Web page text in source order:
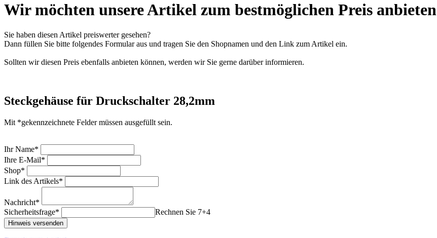
Wir möchten unsere Artikel zum bestmöglichen Preis anbieten
Sie haben diesen Artikel preiswerter gesehen?
Dann füllen Sie bitte folgendes Formular aus und tragen Sie den Shopnamen und den Link zum Artikel ein.
Sollten wir diesen Preis ebenfalls anbieten können, werden wir Sie gerne darüber informieren.
Steckgehäuse für Druckschalter 28,2mm
Mit *gekennzeichnete Felder müssen ausgefüllt sein.
Ihr Name*
Ihre E-Mail*
Shop*
Link des Artikels*
Nachricht*
Sicherheitsfrage*
Rechnen Sie 7+4